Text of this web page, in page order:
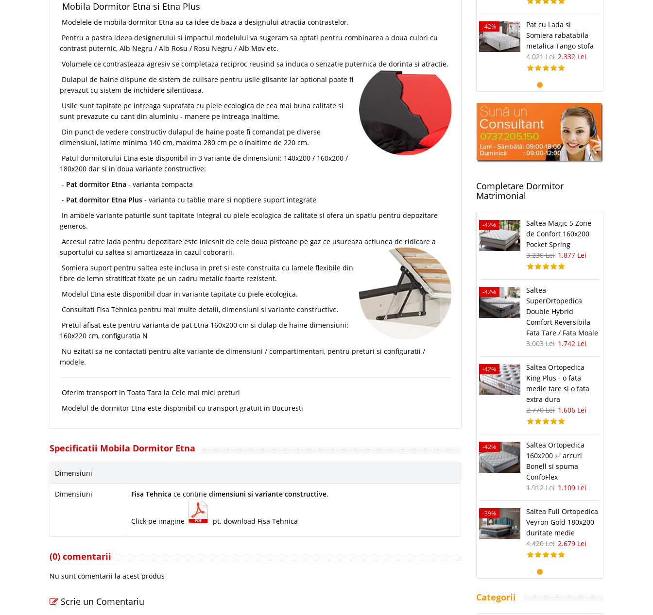
Mobila Dormitor Etna si Etna Plus
Modelele de mobila dormitor Etna au ca idee de baza a designului atractia contrastelor.
Pentru a pastra ideea designerului si impactul modelului va sugeram sa optati pentru combinarea a doua culori cu
contrast puternic, Alb Negru / Alb Rosu / Rosu Negru / Alb Mov etc.
Volumele ce contrasteaza agresiv se completaza reciproc reusind sa induca o senzatie puternica de dorinta si atractie.
Dulapul de haine dispune de sistem de culisare pentru usile glisante iar optional poate fi
prevazut cu sistem de inchidere silentioasa.
Usile sunt tapitate pe intreaga suprafata cu piele ecologica de cea mai buna calitate si
sunt prevazute cu cant din aluminiu - manere pe intreaga inaltime.
Din punct de vedere constructiv dulapul de haine poate fi comandat pe diverse
dimensiuni, latime minima 140 cm, maxima 280 cm pe o inaltime de 220 cm.
Patul dormitorului Etna este disponibil in 3 variante de dimensiuni: 140x200 / 160x200 /
180x200 dar si in doua variante constructive:
- Pat dormitor Etna - varianta compacta
- Pat dormitor Etna Plus - varianta cu tablie mare si noptiere suport integrate
In ambele variante paturile sunt tapitate integral cu piele ecologica de calitate si ofera un spatiu pentru depozitare
generos.
Accesul catre lada pentru depozitare este inlesnit de cele doua pistoane pe gaz ce usureaza actiunea de ridicare a
suportului cu saltea si amortizeaza in cazul coborarii.
Somiera suport pentru saltea este inclusa in pret si este construita cu lamele flexibile din
fibre de lemn stratificat fixate pe un cadru metalic foarte rezistent.
Modelul Etna este disponibil doar in variante tapitate cu piele ecologica.
Consultati Fisa Tehnica pentru mai multe detalii, dimensiuni si variante constructive.
Pretul afisat este pentru varianta de pat Etna 160x200 cm si dulap de haine dimensiuni:
160x220 cm, configuratia N
Nu ezitati sa ne contactati pentru alte variante de dimensiuni / compartimentari, pentru preturi si configuratii /
modele.
Oferim transport in Toata Tara la Cele mai mici preturi
Modelul de dormitor Etna este disponibil cu transport gratuit in Bucuresti
Specificatii Mobila Dormitor Etna
Dimensiuni
Dimensiuni Fisa Tehnica ce contine dimensiuni si variante constructive.
Click pe imagine pt. download Fisa Tehnica
(0) comentarii
Nu sunt comentarii la acest produs
Scrie un Comentariu
-42%
Pat cu Lada si
Somiera rabatabila
metalica Tango stofa
4.021 Lei 2.332 Lei
Completare Dormitor
Matrimonial
-42%
Saltea Magic 5 Zone
de Confort 160x200
Pocket Spring
3.236 Lei 1.877 Lei
-42%
Saltea
SuperOrtopedica
Double Hybrid
Comfort Reversibila
Fata Tare / Fata Moale
3.003 Lei 1.742 Lei
-42%
Saltea Ortopedica
King Plus - o fata
medie tare si o fata
extra dura
2.770 Lei 1.606 Lei
-42%
Saltea Ortopedica
160x200 ✅ arcuri
Bonell si spuma
ConfoFlex
1.912 Lei 1.109 Lei
-39%
Saltea Full Ortopedica
Veyron Gold 180x200
duritate medie
4.420 Lei 2.679 Lei
Categorii